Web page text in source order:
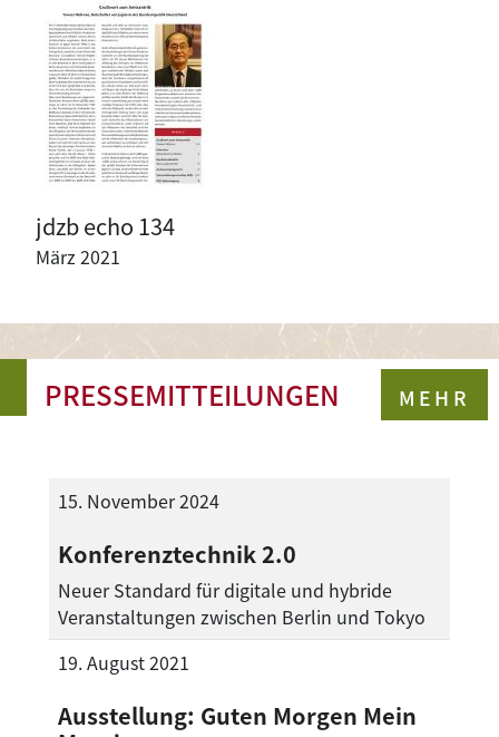
jdzb echo 134
März 2021
PRESSEMITTEILUNGEN MEHR
15. November 2024
Konferenztechnik 2.0
Neuer Standard für digitale und hybride
Veranstaltungen zwischen Berlin und Tokyo
19. August 2021
Ausstellung: Guten Morgen Mein